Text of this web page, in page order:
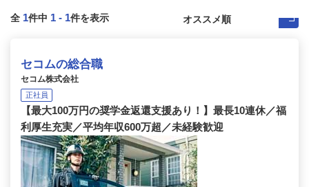
全 1件中 1 - 1件を表示
セコムの総合職
セコム株式会社
正社員
【最大100万円の奨学金返還支援あり！】最長10連休／福
利厚生充実／平均年収600万超／未経験歓迎